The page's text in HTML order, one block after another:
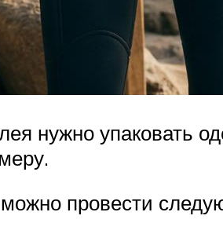
нужно упаковать
провести